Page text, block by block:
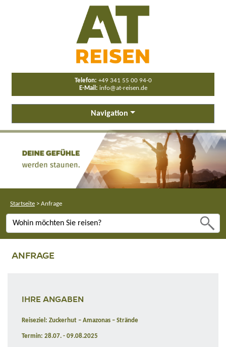
Telefon: +49 341 55 00 94-0
E-Mail: info@at-reisen.de
Navigation
Startseite > Anfrage
ANFRAGE
IHRE ANGABEN
Reiseziel: Zuckerhut – Amazonas – Strände
Termin: 28.07. - 09.08.2025